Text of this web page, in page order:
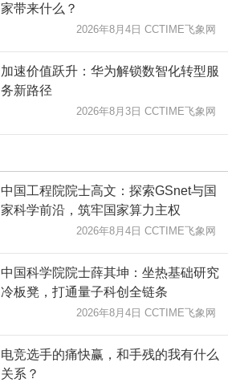
家带来什么？
2026年8月4日 CCTIME飞象网
加速价值跃升：华为解锁数智化转型服
务新路径
2026年8月3日 CCTIME飞象网
中国工程院院士高文：探索GSnet与国
家科学前沿，筑牢国家算力主权
2026年8月4日 CCTIME飞象网
中国科学院院士薛其坤：坐热基础研究
冷板凳，打通量子科创全链条
2026年8月4日 CCTIME飞象网
电竞选手的痛快赢，和手残的我有什么
关系？